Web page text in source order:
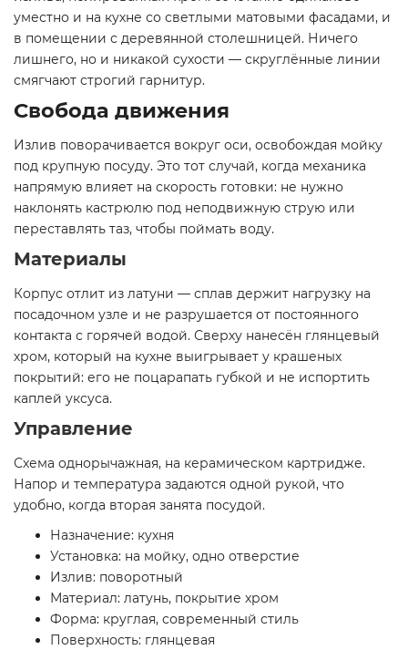
уместно и на кухне со светлыми матовыми фасадами, и
в помещении с деревянной столешницей. Ничего
лишнего, но и никакой сухости — скруглённые линии
смягчают строгий гарнитур.
Свобода движения
Излив поворачивается вокруг оси, освобождая мойку
под крупную посуду. Это тот случай, когда механика
напрямую влияет на скорость готовки: не нужно
наклонять кастрюлю под неподвижную струю или
переставлять таз, чтобы поймать воду.
Материалы
Корпус отлит из латуни — сплав держит нагрузку на
посадочном узле и не разрушается от постоянного
контакта с горячей водой. Сверху нанесён глянцевый
хром, который на кухне выигрывает у крашеных
покрытий: его не поцарапать губкой и не испортить
каплей уксуса.
Управление
Схема однорычажная, на керамическом картридже.
Напор и температура задаются одной рукой, что
удобно, когда вторая занята посудой.
Назначение: кухня
Установка: на мойку, одно отверстие
Излив: поворотный
Материал: латунь, покрытие хром
Форма: круглая, современный стиль
Поверхность: глянцевая